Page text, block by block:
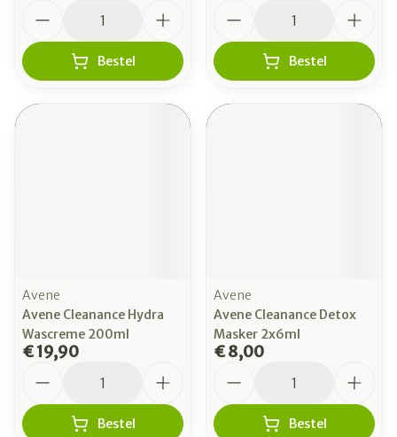
Bestel Bestel
Avene
Avene Cleanance Hydra
Wascreme 200ml
€ 19,90
Bestel
Avene
Avene Cleanance Detox
Masker 2x6ml
€ 8,00
Bestel